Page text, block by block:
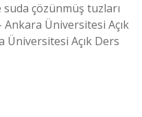
çözünmüş tuzları
Üniversitesi Açık
Üniversitesi Açık Ders